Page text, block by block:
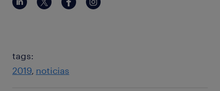
tags:
2019 noticias